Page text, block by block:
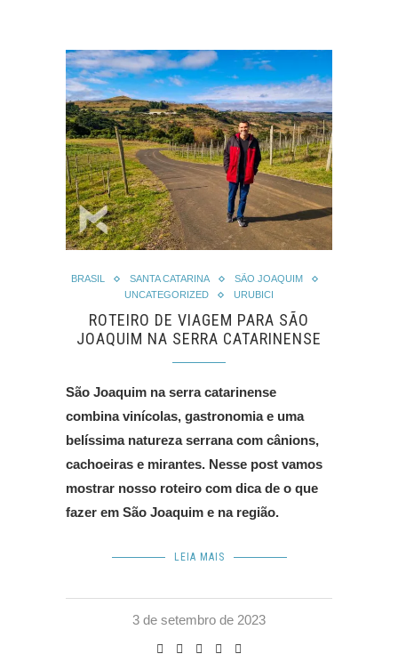
BRASIL SANTA CATARINA
SÃO JOAQUIM
UNCATEGORIZED
URUBICI
ROTEIRO DE VIAGEM PARA SÃO
JOAQUIM NA SERRA CATARINENSE
São Joaquim na serra catarinense
combina vinícolas, gastronomia e uma
belíssima natureza serrana com cânions,
cachoeiras e mirantes. Nesse post vamos
mostrar nosso roteiro com dica de o que
fazer em São Joaquim e na região.
LEIA MAIS
3 de setembro de 2023